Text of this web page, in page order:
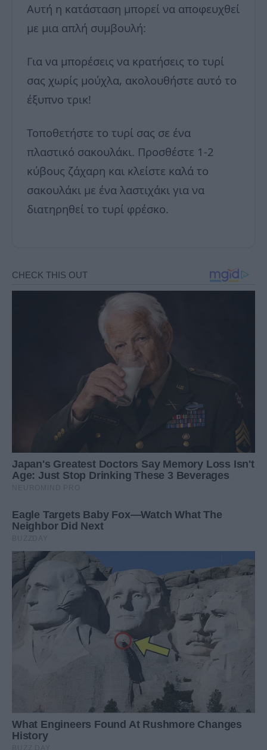
Αυτή η κατάσταση μπορεί να αποφευχθεί
με μια απλή συμβουλή:
Για να μπορέσεις να κρατήσεις το τυρί
σας χωρίς μούχλα, ακολουθήστε αυτό το
έξυπνο τρικ!
Τοποθετήστε το τυρί σας σε ένα
πλαστικό σακουλάκι. Προσθέστε 1-2
κύβους ζάχαρη και κλείστε καλά το
σακουλάκι με ένα λαστιχάκι για να
διατηρηθεί το τυρί φρέσκο.